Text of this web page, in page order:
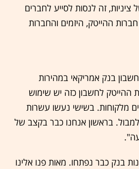
זה לנסות לסייע לחברים
ההייטק, היזמים והחברות
בנק אמריקאי במהירות
ההייטק לחשבון כזה יש שימוש
מלקוחות. בשישי נעשו עשרות
בראשון אנחנו כבר בקצב של
בנק כבר נפתחו. מאות פנו אלינו